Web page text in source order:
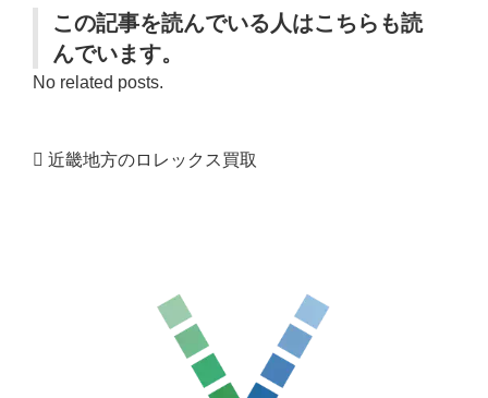
この記事を読んでいる人はこちらも読
んでいます。
No related posts.
近畿地方のロレックス買取